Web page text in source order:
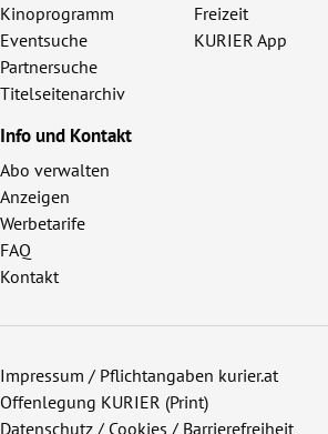
Kinoprogramm
Eventsuche
Partnersuche
Titelseitenarchiv
Freizeit
KURIER App
Info und Kontakt
Abo verwalten
Anzeigen
Werbetarife
FAQ
Kontakt
Impressum / Pflichtangaben kurier.at
Offenlegung KURIER (Print)
Datenschutz / Cookies / Barrierefreiheit